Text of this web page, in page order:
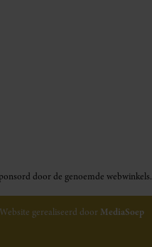
door de genoemde webwinkels.
Website gerealiseerd door MediaSoep